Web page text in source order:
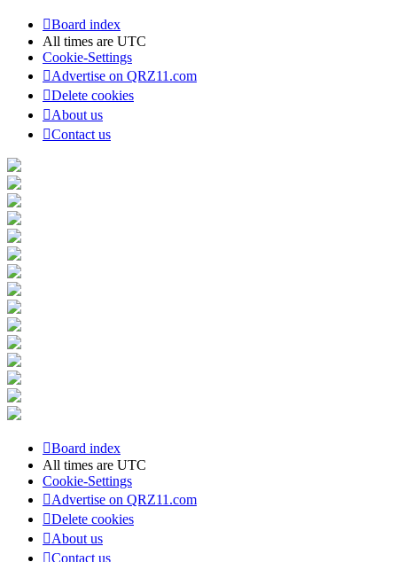
Board index
All times are UTC
Cookie-Settings
Advertise on QRZ11.com
Delete cookies
About us
Contact us
Board index
All times are UTC
Cookie-Settings
Advertise on QRZ11.com
Delete cookies
About us
Contact us